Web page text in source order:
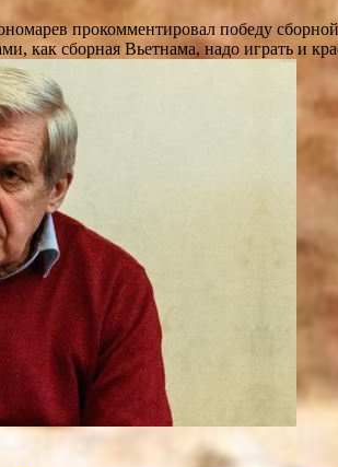
прокомментировал победу
как сборная Вьетнама, надо играть и